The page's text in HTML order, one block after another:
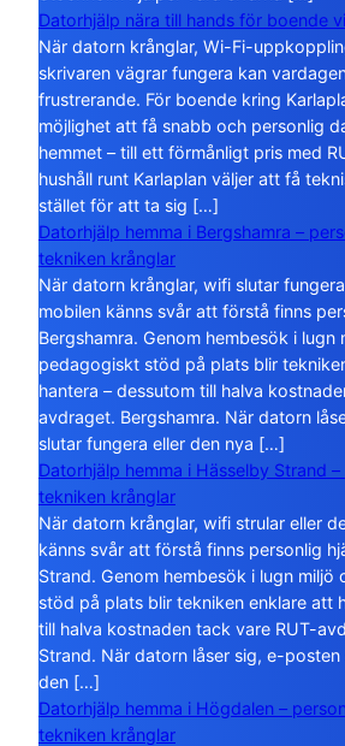
Datorhjälp nära till hands för boende
När datorn krånglar, Wi-Fi-
skrivaren vägrar fungera kan
frustrerande. För boende kring
möjlighet att få snabb och personlig
hemmet – till ett förmånligt pris med
hushåll runt Karlaplan väljer att få
stället för att ta sig […]
Datorhjälp hemma i Bergshamra –
tekniken krånglar
När datorn krånglar, wifi slutar
mobilen känns svår att förstå finns
Bergshamra. Genom hembesök i lugn
pedagogiskt stöd på plats blir
hantera – dessutom till halva
avdraget. Bergshamra. När datorn
slutar fungera eller den nya […]
Datorhjälp hemma i Hässelby Strand
tekniken krånglar
När datorn krånglar, wifi strular eller
känns svår att förstå finns personlig
Strand. Genom hembesök i lugn
stöd på plats blir tekniken enklare att
till halva kostnaden tack vare RUT-
Strand. När datorn låser sig, e-
den […]
Datorhjälp hemma i Högdalen –
tekniken krånglar